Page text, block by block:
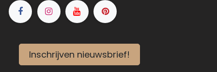
Inschrijven nieuwsbrief!